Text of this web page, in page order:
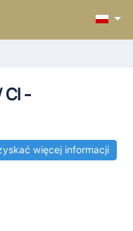
CI -
więcej informacji